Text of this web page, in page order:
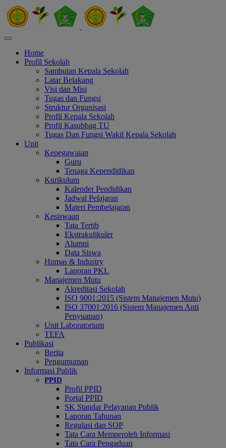
Home
Profil Sekolah
Sambutan Kepala Sekolah
Latar Belakang
Visi dan Misi
Tugas dan Fungsi
Struktur Organisasi
Profil Kepala Sekolah
Profil Kasubbag TU
Tugas Dan Fungsi Wakil Kepala Sekolah
Unit
Kepegawaian
Guru
Tenaga Kependidikan
Kurikulum
Kalender Pendidikan
Jadwal Pelajaran
Materi Pembelajaran
Kesiswaan
Tata Tertib
Ekstrakulikuler
Alumni
Data Siswa
Humas & Industry
Laporan PKL
Manajemen Mutu
Akreditasi Sekolah
ISO 9001:2015 (Sistem Manajemen Mutu)
ISO 37001:2016 (Sistem Manajemen Anti
Penyuapan)
Unit Laboratorium
TEFA
Publikasi
Berita
Pengumuman
Informasi Publik
PPID
Profil PPID
Portal PPID
SK Standar Pelayanan Publik
Laporan Tahunan
Regulasi dan SOP
Tata Cara Memperoleh Informasi
Tata Cara Pengaduan